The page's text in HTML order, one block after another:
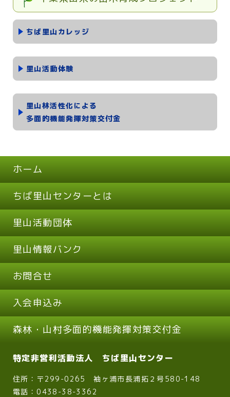
ちば里山カレッジ
里山活動体験
里山林活性化による
多面的機能発揮対策交付金
ホーム
ちば里山センターとは
里山活動団体
里山情報バンク
お問合せ
入会申込み
森林・山村多面的機能発揮対策交付金
特定非営利活動法人 ちば里山センター
住所：〒299-0265 袖ヶ浦市長浦拓２号580-148
電話：0438-38-3362